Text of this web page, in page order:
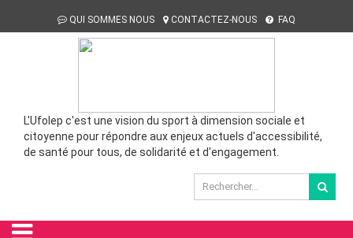
QUI SOMMES NOUS CONTACTEZ-NOUS FAQ
L'Ufolep c'est une vision du sport à dimension sociale et
citoyenne pour répondre aux enjeux actuels d'accessibilité,
de santé pour tous, de solidarité et d'engagement.